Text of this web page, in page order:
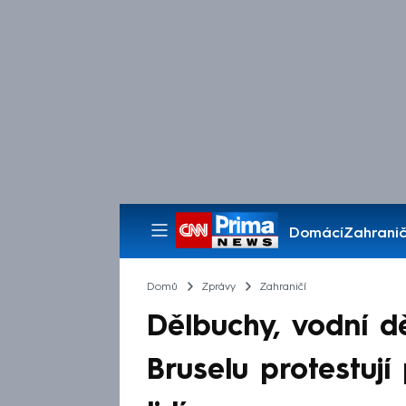
Domácí
Pořady
Domů Zprávy Zahraničí
Dělbuchy, vodní
Bruselu